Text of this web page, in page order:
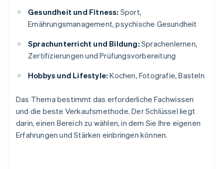
Gesundheit und Fitness: Sport,
Ernährungsmanagement, psychische Gesundheit
Sprachunterricht und Bildung: Sprachenlernen,
Zertifizierungen und Prüfungsvorbereitung
Hobbys und Lifestyle: Kochen, Fotografie, Basteln
Das Thema bestimmt das erforderliche Fachwissen
und die beste Verkaufsmethode. Der Schlüssel liegt
darin, einen Bereich zu wählen, in dem Sie Ihre eigenen
Erfahrungen und Stärken einbringen können.